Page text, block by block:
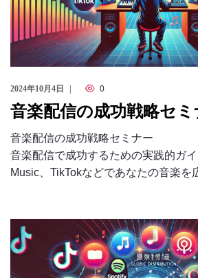
2024年10月4日 0
音楽配信の成功戦略セミ
音楽配信の成功戦略セミナー
音楽配信で成功するための実践的ガ
Music、TikTokなどであなたの音楽を